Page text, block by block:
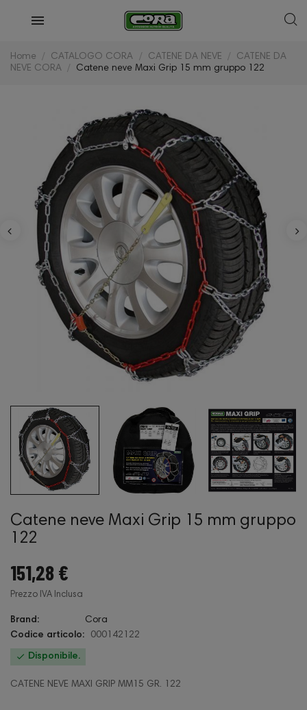
Home CATALOGO CORA CATENE DA NEVE
CATENE DA
NEVE CORA
Catene neve Maxi Grip 15 mm gruppo 122
Catene neve Maxi Grip 15 mm gruppo
122
151,28 €
Prezzo IVA Inclusa
Brand:
Cora
Codice articolo:
000142122
 Disponibile.
CATENE NEVE MAXI GRIP MM15 GR. 122